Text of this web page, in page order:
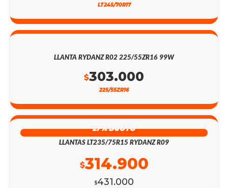
LT245/70R17
LLANTA RYDANZ R02 225/55ZR16 99W
$303.000
225/55ZR16
27% DSCTO
LLANTAS LT235/75R15 RYDANZ R09
$431.000
$314.900